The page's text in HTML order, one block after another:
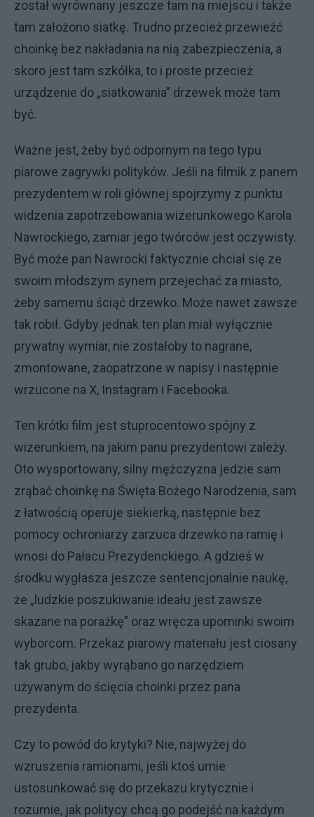
został wyrównany jeszcze tam na miejscu i także
tam założono siatkę. Trudno przecież przewieźć
choinkę bez nakładania na nią zabezpieczenia, a
skoro jest tam szkółka, to i proste przecież
urządzenie do „siatkowania” drzewek może tam
być.
Ważne jest, żeby być odpornym na tego typu
piarowe zagrywki polityków. Jeśli na filmik z panem
prezydentem w roli głównej spojrzymy z punktu
widzenia zapotrzebowania wizerunkowego Karola
Nawrockiego, zamiar jego twórców jest oczywisty.
Być może pan Nawrocki faktycznie chciał się ze
swoim młodszym synem przejechać za miasto,
żeby samemu ściąć drzewko. Może nawet zawsze
tak robił. Gdyby jednak ten plan miał wyłącznie
prywatny wymiar, nie zostałoby to nagrane,
zmontowane, zaopatrzone w napisy i następnie
wrzucone na X, Instagram i Facebooka.
Ten krótki film jest stuprocentowo spójny z
wizerunkiem, na jakim panu prezydentowi zależy.
Oto wysportowany, silny mężczyzna jedzie sam
zrąbać choinkę na Święta Bożego Narodzenia, sam
z łatwością operuje siekierką, następnie bez
pomocy ochroniarzy zarzuca drzewko na ramię i
wnosi do Pałacu Prezydenckiego. A gdzieś w
środku wygłasza jeszcze sentencjonalnie naukę,
że „ludzkie poszukiwanie ideału jest zawsze
skazane na porażkę” oraz wręcza upominki swoim
wyborcom. Przekaz piarowy materiału jest ciosany
tak grubo, jakby wyrąbano go narzędziem
używanym do ścięcia choinki przez pana
prezydenta.
Czy to powód do krytyki? Nie, najwyżej do
wzruszenia ramionami, jeśli ktoś umie
ustosunkować się do przekazu krytycznie i
rozumie, jak politycy chcą go podejść na każdym